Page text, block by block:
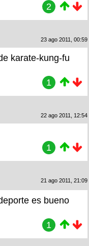
2
23 ago 2011, 00:59
karate-kung-fu
1
22 ago 2011, 12:54
1
21 ago 2011, 21:09
es bueno
1